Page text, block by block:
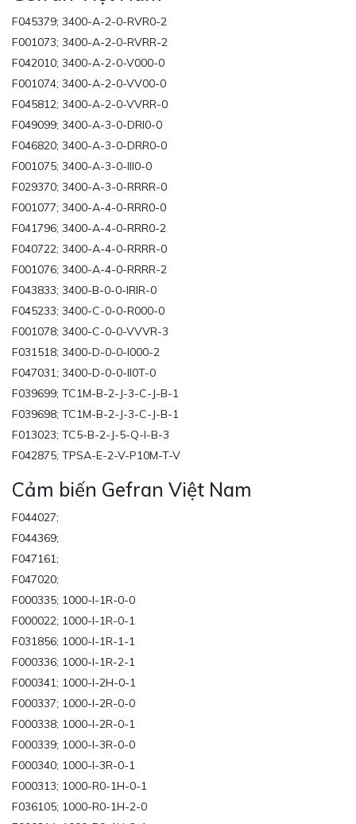
F045379; 3400-A-2-0-RVR0-2
F001073; 3400-A-2-0-RVRR-2
F042010; 3400-A-2-0-V000-0
F001074; 3400-A-2-0-VV00-0
F045812; 3400-A-2-0-VVRR-0
F049099; 3400-A-3-0-DRI0-0
F046820; 3400-A-3-0-DRR0-0
F001075; 3400-A-3-0-III0-0
F029370; 3400-A-3-0-RRRR-0
F001077; 3400-A-4-0-RRR0-0
F041796; 3400-A-4-0-RRR0-2
F040722; 3400-A-4-0-RRRR-0
F001076; 3400-A-4-0-RRRR-2
F043833; 3400-B-0-0-IRIR-0
F045233; 3400-C-0-0-R000-0
F001078; 3400-C-0-0-VVVR-3
F031518; 3400-D-0-0-I000-2
F047031; 3400-D-0-0-II0T-0
F039699; TC1M-B-2-J-3-C-J-B-1
F039698; TC1M-B-2-J-3-C-J-B-1
F013023; TC5-B-2-J-5-Q-I-B-3
F042875; TPSA-E-2-V-P10M-T-V
Cảm biến Gefran Việt Nam
F044027;
F044369;
F047161;
F047020;
F000335; 1000-I-1R-0-0
F000022; 1000-I-1R-0-1
F031856; 1000-I-1R-1-1
F000336; 1000-I-1R-2-1
F000341; 1000-I-2H-0-1
F000337; 1000-I-2R-0-0
F000338; 1000-I-2R-0-1
F000339; 1000-I-3R-0-0
F000340; 1000-I-3R-0-1
F000313; 1000-R0-1H-0-1
F036105; 1000-R0-1H-2-0